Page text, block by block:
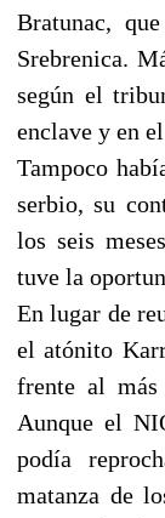
Bratunac,
Srebrenica.
según el
enclave y en
Tampoco
serbio, su
los seis
tuve la
En lugar de
el atónito
frente al más
Aunque el
podía
matanza de